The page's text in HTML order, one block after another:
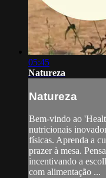
05:45
Natureza
Natureza
Bem-vindo ao
nutricionais
físicas. Aprenda a
prazer à mesa.
incentivando a
com alimentação ...